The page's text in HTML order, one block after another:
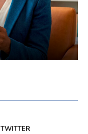
TWITTER